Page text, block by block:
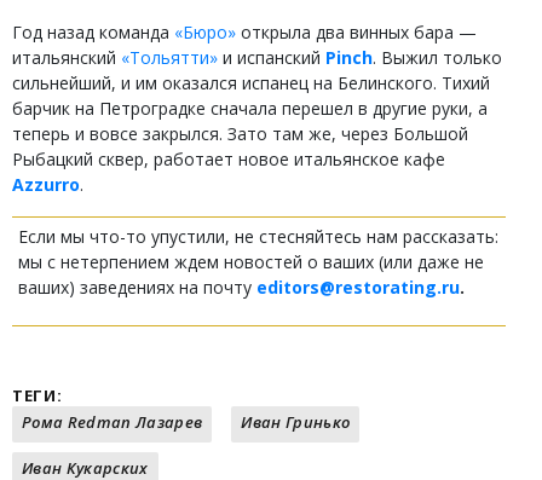
Год назад команда «Бюро» открыла два винных бара —
итальянский «Тольятти» и испанский Pinch. Выжил только
сильнейший, и им оказался испанец на Белинского. Тихий
барчик на Петроградке сначала перешел в другие руки, а
теперь и вовсе закрылся. Зато там же, через Большой
Рыбацкий сквер, работает новое итальянское кафе
Azzurro.
Если мы что-то упустили, не стесняйтесь нам рассказать:
мы с нетерпением ждем новостей о ваших (или даже не
ваших) заведениях на почту editors@restorating.ru.
ТЕГИ:
Рома Redman Лазарев
Иван Гринько
Иван Кукарских